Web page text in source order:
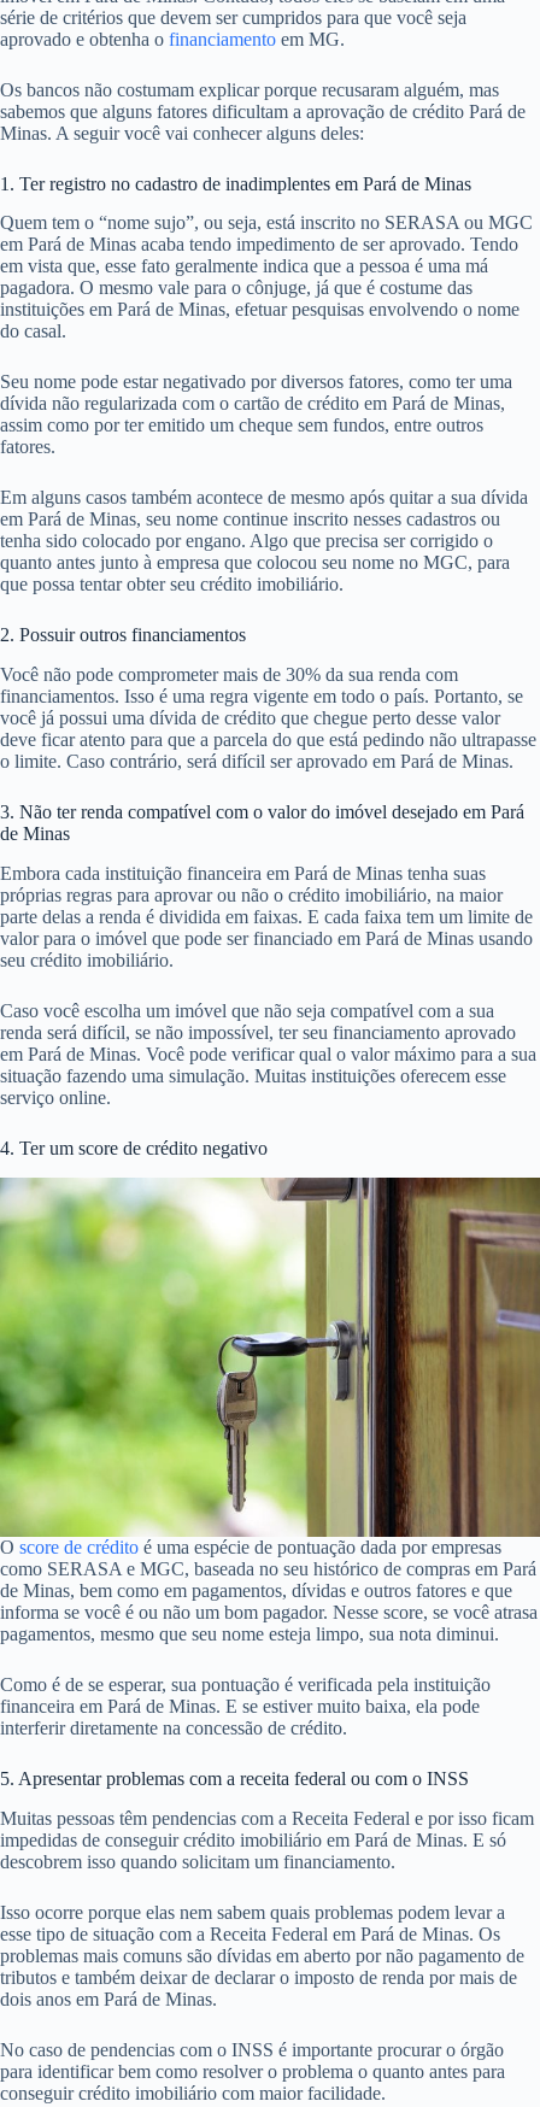
série de critérios que devem ser cumpridos para que você seja
aprovado e obtenha o financiamento em MG.
Os bancos não costumam explicar porque recusaram alguém, mas
sabemos que alguns fatores dificultam a aprovação de crédito Pará de
Minas. A seguir você vai conhecer alguns deles:
1. Ter registro no cadastro de inadimplentes em Pará de Minas
Quem tem o “nome sujo”, ou seja, está inscrito no SERASA ou MGC
em Pará de Minas acaba tendo impedimento de ser aprovado. Tendo
em vista que, esse fato geralmente indica que a pessoa é uma má
pagadora. O mesmo vale para o cônjuge, já que é costume das
instituições em Pará de Minas, efetuar pesquisas envolvendo o nome
do casal.
Seu nome pode estar negativado por diversos fatores, como ter uma
dívida não regularizada com o cartão de crédito em Pará de Minas,
assim como por ter emitido um cheque sem fundos, entre outros
fatores.
Em alguns casos também acontece de mesmo após quitar a sua dívida
em Pará de Minas, seu nome continue inscrito nesses cadastros ou
tenha sido colocado por engano. Algo que precisa ser corrigido o
quanto antes junto à empresa que colocou seu nome no MGC, para
que possa tentar obter seu crédito imobiliário.
2. Possuir outros financiamentos
Você não pode comprometer mais de 30% da sua renda com
financiamentos. Isso é uma regra vigente em todo o país. Portanto, se
você já possui uma dívida de crédito que chegue perto desse valor
deve ficar atento para que a parcela do que está pedindo não ultrapasse
o limite. Caso contrário, será difícil ser aprovado em Pará de Minas.
3. Não ter renda compatível com o valor do imóvel desejado em Pará
de Minas
Embora cada instituição financeira em Pará de Minas tenha suas
próprias regras para aprovar ou não o crédito imobiliário, na maior
parte delas a renda é dividida em faixas. E cada faixa tem um limite de
valor para o imóvel que pode ser financiado em Pará de Minas usando
seu crédito imobiliário.
Caso você escolha um imóvel que não seja compatível com a sua
renda será difícil, se não impossível, ter seu financiamento aprovado
em Pará de Minas. Você pode verificar qual o valor máximo para a sua
situação fazendo uma simulação. Muitas instituições oferecem esse
serviço online.
4. Ter um score de crédito negativo
O score de crédito é uma espécie de pontuação dada por empresas
como SERASA e MGC, baseada no seu histórico de compras em Pará
de Minas, bem como em pagamentos, dívidas e outros fatores e que
informa se você é ou não um bom pagador. Nesse score, se você atrasa
pagamentos, mesmo que seu nome esteja limpo, sua nota diminui.
Como é de se esperar, sua pontuação é verificada pela instituição
financeira em Pará de Minas. E se estiver muito baixa, ela pode
interferir diretamente na concessão de crédito.
5. Apresentar problemas com a receita federal ou com o INSS
Muitas pessoas têm pendencias com a Receita Federal e por isso ficam
impedidas de conseguir crédito imobiliário em Pará de Minas. E só
descobrem isso quando solicitam um financiamento.
Isso ocorre porque elas nem sabem quais problemas podem levar a
esse tipo de situação com a Receita Federal em Pará de Minas. Os
problemas mais comuns são dívidas em aberto por não pagamento de
tributos e também deixar de declarar o imposto de renda por mais de
dois anos em Pará de Minas.
No caso de pendencias com o INSS é importante procurar o órgão
para identificar bem como resolver o problema o quanto antes para
conseguir crédito imobiliário com maior facilidade.